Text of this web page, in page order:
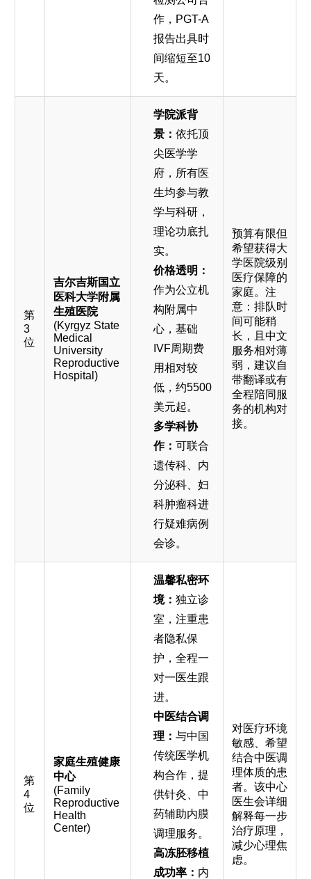
作，PGT-A
报告出具时
间缩短至10
天。
第
3
位
吉尔吉斯国立
医科大学附属
生殖医院
(Kyrgyz State
Medical
University
Reproductive
Hospital)
学院派背
景： 依托顶
尖医学学
府，所有医
生均参与教
学与科研，
理论功底扎
实。
价格透明：
作为公立机
构附属中
心，基础
IVF周期费
用相对较
低，约5500
美元起。
多学科协
作： 可联合
遗传科、内
分泌科、妇
科肿瘤科进
行疑难病例
会诊。
预算有限但
希望获得大
学医院级别
医疗保障的
家庭。注
意：排队时
间可能稍
长，且中文
服务相对薄
弱，建议自
带翻译或有
全程陪同服
务的机构对
接。
第
4
位
家庭生殖健康
中心
(Family
Reproductive
Health
Center)
温馨私密环
境： 独立诊
室，注重患
者隐私保
护，全程一
对一医生跟
进。
中医结合调
理： 与中国
传统医学机
构合作，提
供针灸、中
药辅助内膜
调理服务。
高冻胚移植
成功率： 内
对医疗环境
敏感、希望
结合中医调
理体质的患
者。该中心
医生会详细
解释每一步
治疗原理，
减少心理焦
虑。